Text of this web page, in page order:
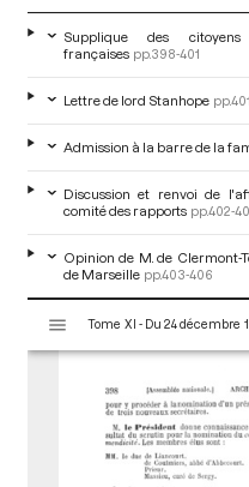
Supplique des
françaises pp.398-401
Lettre de lord Stanhope
Admission à la barre de la
Discussion et renvoi de
comité des rapports pp.402-
Opinion de M. de Clermont-
de Marseille pp.403-406
s
Tome XI - Du 24 décembre